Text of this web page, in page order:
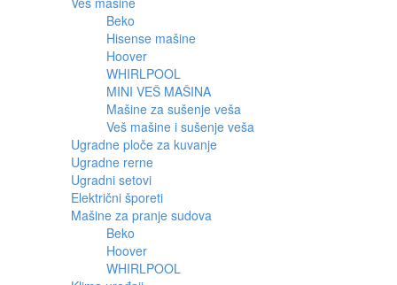
Beko
Hisense mašine
Hoover
WHIRLPOOL
MINI VEŠ MAŠINA
Mašine za sušenje veša
Veš mašine i sušenje veša
Ugradne ploče za kuvanje
Ugradne rerne
Ugradni setovi
Električni šporeti
Mašine za pranje sudova
Beko
Hoover
WHIRLPOOL